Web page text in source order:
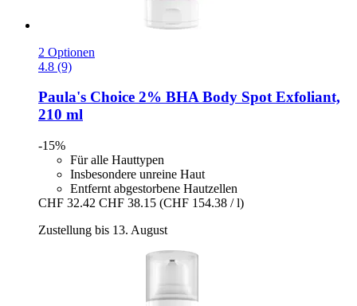
2 Optionen
4.8 (9)
Paula's Choice 2% BHA Body Spot Exfoliant,
210 ml
-15%
Für alle Hauttypen
Insbesondere unreine Haut
Entfernt abgestorbene Hautzellen
CHF 32.42 CHF 38.15 (CHF 154.38 / l)
Zustellung bis 13. August